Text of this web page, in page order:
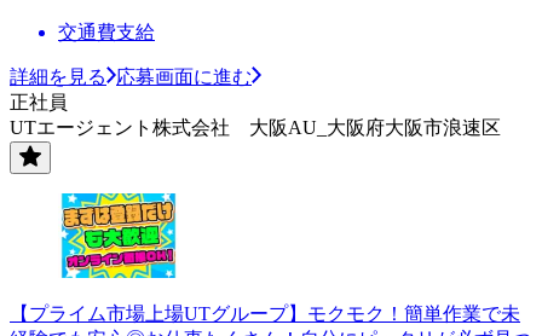
交通費支給
詳細を見る
応募画面に進む
正社員
UTエージェント株式会社 大阪AU_大阪府大阪市浪速区
【プライム市場上場UTグループ】モクモク！簡単作業で未